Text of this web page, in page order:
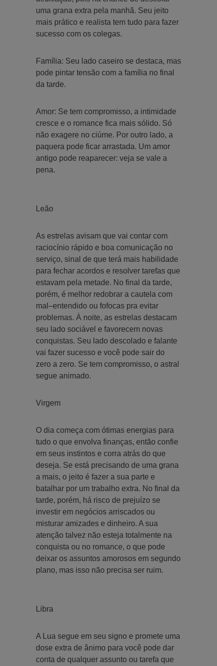
uma grana extra pela manhã. Seu jeito
mais prático e realista tem tudo para fazer
sucesso com os colegas.
Família: Seu lado caseiro se destaca, mas
pode pintar tensão com a família no final
da tarde.
Amor: Se tem compromisso, a intimidade
cresce e o romance fica mais sólido. Só
não exagere no ciúme. Por outro lado, a
paquera pode ficar arrastada. Um amor
antigo pode reaparecer: veja se vale a
pena.
Leão
As estrelas avisam que vai contar com
raciocínio rápido e boa comunicação no
serviço, sinal de que terá mais habilidade
para fechar acordos e resolver tarefas que
estavam pela metade. No final da tarde,
porém, é melhor redobrar a cautela com
mal–entendido ou fofocas pra evitar
problemas. À noite, as estrelas destacam
seu lado sociável e favorecem novas
conquistas. Seu lado descolado e falante
vai fazer sucesso e você pode sair do
zero a zero. Se tem compromisso, o astral
segue animado.
Virgem
O dia começa com ótimas energias para
tudo o que envolva finanças, então confie
em seus instintos e corra atrás do que
deseja. Se está precisando de uma grana
a mais, o jeito é fazer a sua parte e
batalhar por um trabalho extra. No final da
tarde, porém, há risco de prejuízo se
investir em negócios arriscados ou
misturar amizades e dinheiro. A sua
atenção talvez não esteja totalmente na
conquista ou no romance, o que pode
deixar os assuntos amorosos em segundo
plano, mas isso não precisa ser ruim.
Libra
A Lua segue em seu signo e promete uma
dose extra de ânimo para você pode dar
conta de qualquer assunto ou tarefa que